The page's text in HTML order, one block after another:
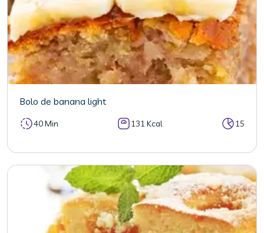
Bolo de banana light
40 Min 131 Kcal 15